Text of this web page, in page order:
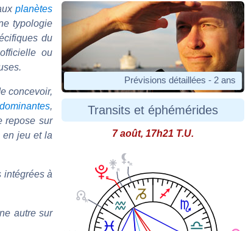
planètes
typologie
du
ou
concevoir,
,
repose sur
en jeu et la
à
autre sur
Prévisions détaillées - 2 ans
Transits et éphémérides
7 août, 17h21 T.U.